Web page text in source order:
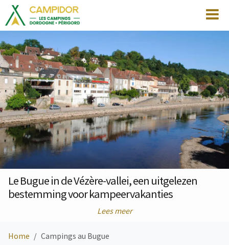
Le Bugue in de Vézère-vallei, een uitgelezen
bestemming voor kampeervakanties
Lees meer
Home Campings au Bugue